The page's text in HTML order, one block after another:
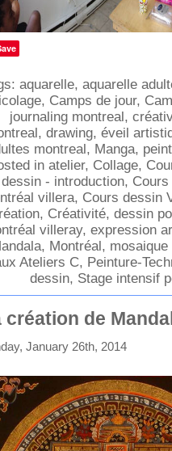
aquarelle, aquarelle
, Camps de jour,
journaling montreal,
, drawing, éveil
montreal, Manga,
in atelier, Collage,
dessin - introduction,
villera, Cours dessin
, Créativité, dessin
villeray, expression
, Montréal,
Ateliers C, Peinture-
dessin, Stage intensif
création de
January 26th, 2014